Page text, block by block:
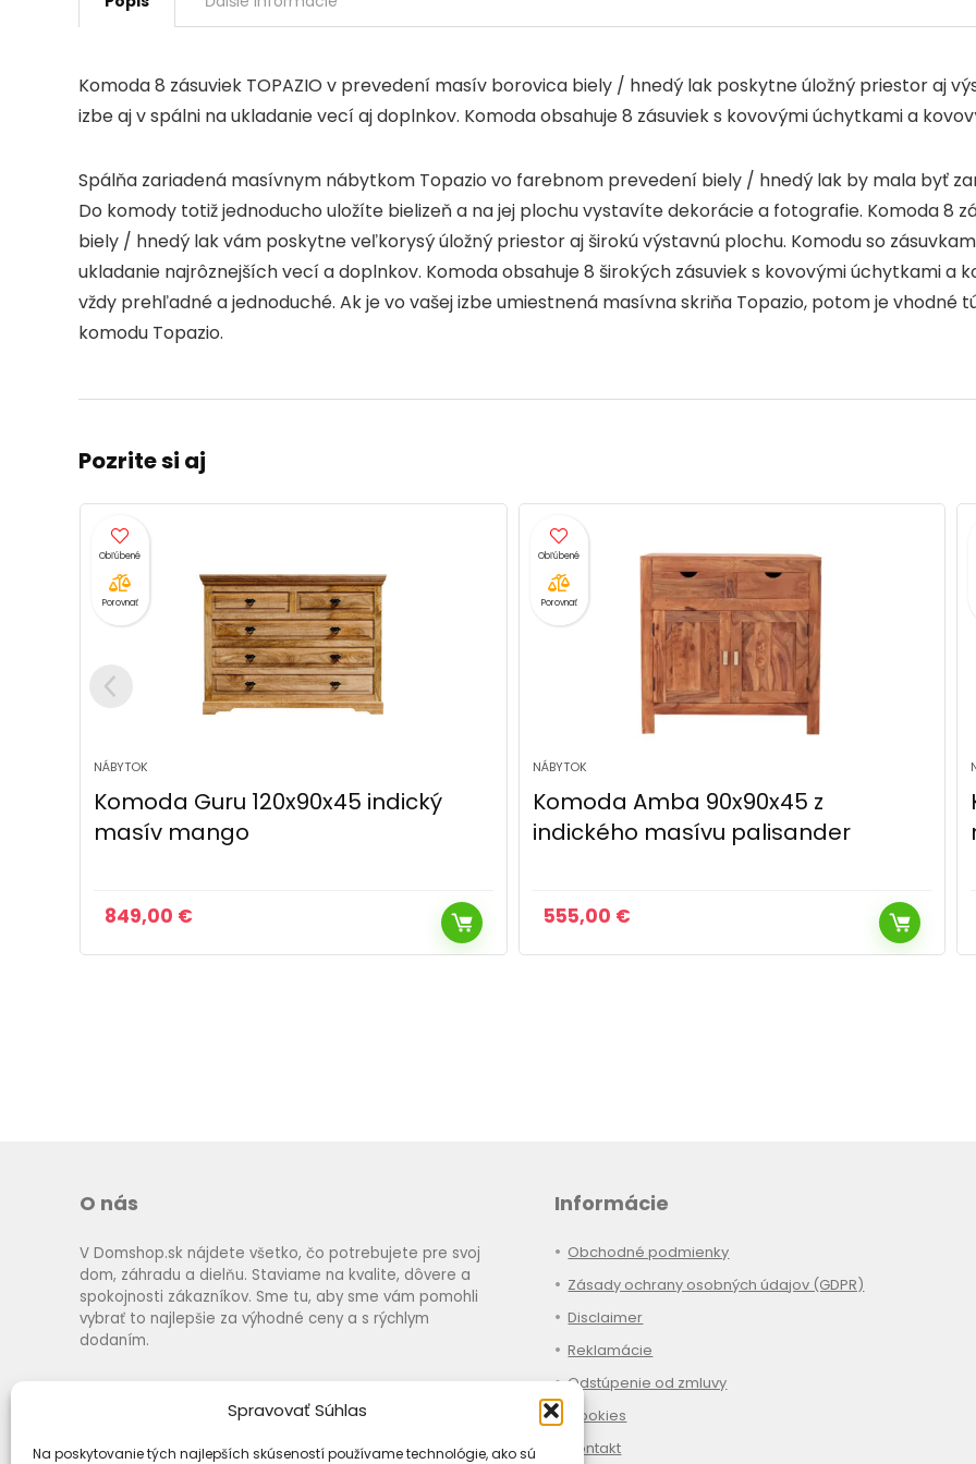
Spravovať Súhlas
Na poskytovanie tých najlepších skúseností používame technológie, ako sú
k
Komoda 8 zásuviek TOPAZIO v prevedení masív borovica biely / hnedý lak poskytne úložný priestor aj
izbe aj v spálni na ukladanie vecí aj doplnkov. Komoda obsahuje 8 zásuviek s kovovými úchytkami a
Spálňa zariadená masívnym nábytkom Topazio vo farebnom prevedení biely / hnedý lak by mala byť
Do komody totiž jednoducho uložíte bielizeň a na jej plochu vystavíte dekorácie a fotografie. Komoda 8
biely / hnedý lak vám poskytne veľkorysý úložný priestor aj širokú výstavnú plochu. Komodu so
ukladanie najrôznejších vecí a doplnkov. Komoda obsahuje 8 širokých zásuviek s kovovými úchytkami a
vždy prehľadné a jednoduché. Ak je vo vašej izbe umiestnená masívna skriňa Topazio, potom je vhodné
komodu Topazio.
Pozrite si aj
Porovnať
NÁBYTOK
Komoda Amba 90x90x45 z
indického masívu palisander
555,00 €
Porovnať
NÁBYTOK
Komoda Sita 90x90x45 indický
masív mango
828,00 €
O nás
V Domshop.sk nájdete všetko, čo potrebujete pre svoj
dom, záhradu a dielňu. Staviame na kvalite, dôvere a
spokojnosti zákazníkov. Sme tu, aby sme vám pomohli
vybrať to najlepšie za výhodné ceny a s rýchlym
dodaním.
Informácie
Obchodné podmienky
Zásady ochrany osobných údajov (GDPR)
Disclaimer
Reklamácie
Odstúpenie od zmluvy
Cookies
Kontakt